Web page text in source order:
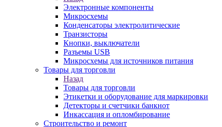
Электронные компоненты
Микросхемы
Конденсаторы электролитические
Транзисторы
Кнопки, выключатели
Разъемы USB
Микросхемы для источников питания
Товары для торговли
Назад
Товары для торговли
Этикетки и оборудование для маркировки
Детекторы и счетчики банкнот
Инкассация и опломбирование
Строительство и ремонт